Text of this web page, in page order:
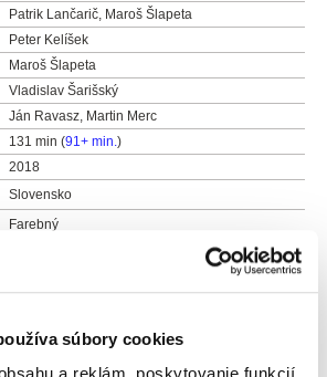
súbory cookies
Patrik Lančarič, Maroš Šlapeta
Peter Kelíšek
Maroš Šlapeta
Vladislav Šarišský
Ján Ravasz, Martin Merc
131 min (91+ min.)
2018
Slovensko
Farebný
web:
http://beetleproduction.com/
Slovensko
Slnko v sieti 2018 - Najlepší filmový strih